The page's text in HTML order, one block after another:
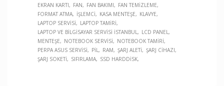
EKRAN KARTI
FAN FAN BAKIMI
FAN TEMIZLEME
FORMAT ATMA
İŞLEMCI KASA MENTEŞE
KLAVYE
LAPTOP SERVISI
LAPTOP TAMIRI
LAPTOP VE BILGISAYAR SERVISI İSTANBUL
LCD PANEL
MENTEŞE
NOTEBOOK SERVISI
NOTEBOOK TAMIRI
PERPA ASUS SERVISI
PIL RAM ŞARJ ALETI
ŞARJ CIHAZI
ŞARJ SOKETI
SIFIRLAMA SSD HARDDISK